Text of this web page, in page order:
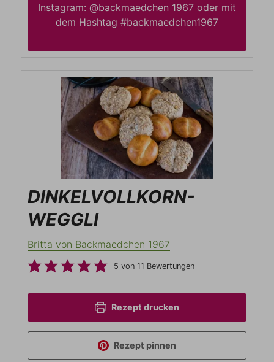
Instagram: @backmaedchen 1967 oder mit
dem Hashtag #backmaedchen1967
DINKELVOLLKORN-
WEGGLI
Britta von Backmaedchen 1967
5 von 11 Bewertungen
Rezept drucken
Rezept pinnen